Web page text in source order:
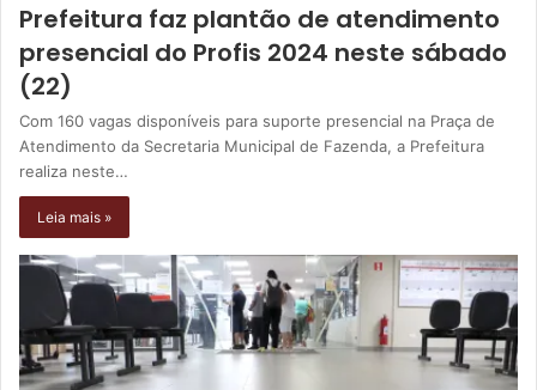
Prefeitura faz plantão de atendimento
presencial do Profis 2024 neste sábado
(22)
Com 160 vagas disponíveis para suporte presencial na Praça de
Atendimento da Secretaria Municipal de Fazenda, a Prefeitura
realiza neste…
Leia mais »